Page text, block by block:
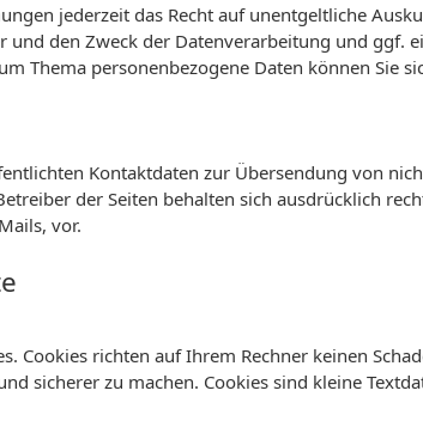
jederzeit das Recht auf unentgeltliche
den Zweck der Datenverarbeitung und ggf.
Thema personenbezogene Daten können Sie
Kontaktdaten zur Übersendung von
der Seiten behalten sich ausdrücklich
vor.
Cookies richten auf Ihrem Rechner keinen
sicherer zu machen. Cookies sind kleine